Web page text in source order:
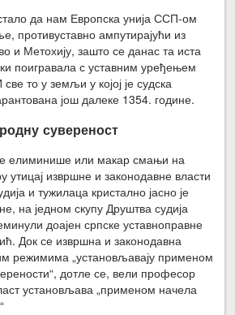
да нам Европска унија ССП-ом
противуставно ампутирајући из
и Метохију, зашто се данас та иста
поигравала с уставним уређењем
то у земљи у којој је судска
још далеке 1354. године.
сувереност
елиминише или макар смањи на
утицај извршне и законодавне власти
и тужилаца кристално јасно је
на једном скупу Друштва судија
доајен српске уставноправне
Док се извршна и законодавна
режимима „установљавају применом
дотле се, вели професор
установљава „применом начела